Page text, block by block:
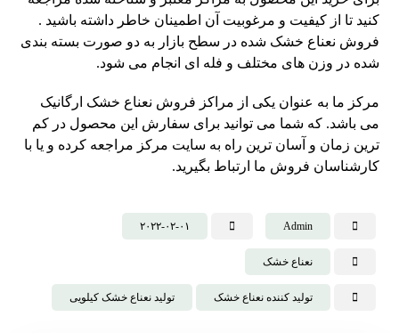
کنید تا از کیفیت و مرغوبیت آن اطمینان خاطر داشته باشید .
فروش نعناع خشک شده در سطح بازار به دو صورت بسته بندی
شده در وزن های مختلف و فله ای انجام می شود.
مرکز ما به عنوان یکی از مراکز فروش نعناع خشک ارگانیک
می باشد. که شما می توانید برای سفارش این محصول در کم
ترین زمان و آسان ترین راه به سایت مرکز مراجعه کرده و یا با
کارشناسان فروش ما ارتباط بگیرید.
Admin ۲۰۲۲-۰۲-۰۱
نعناع خشک
تولید کننده نعناع خشک تولید نعناع خشک کیلویی